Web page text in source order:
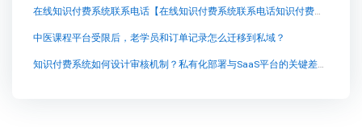
在线知识付费系统联系电话【在线知识付费系统联系电话知识付费系统系统怎么制作，知识付费系统搭建使用教程】
中医课程平台受限后，老学员和订单记录怎么迁移到私域？
知识付费系统如何设计审核机制？私有化部署与SaaS平台的关键差异分析